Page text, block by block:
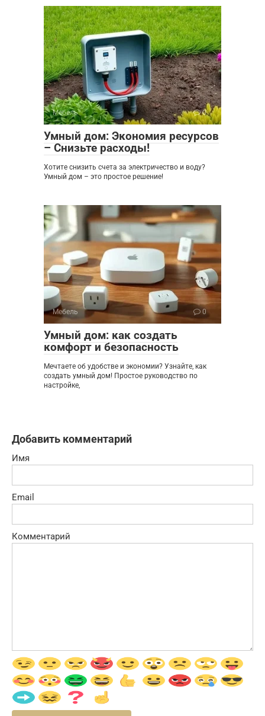
Мебель 0
Умный дом: Экономия ресурсов
– Снизьте расходы!
Хотите снизить счета за электричество и воду?
Умный дом – это простое решение!
Мебель 0
Умный дом: как создать
комфорт и безопасность
Мечтаете об удобстве и экономии? Узнайте, как
создать умный дом! Простое руководство по
настройке,
Добавить комментарий
Имя
Email
Комментарий